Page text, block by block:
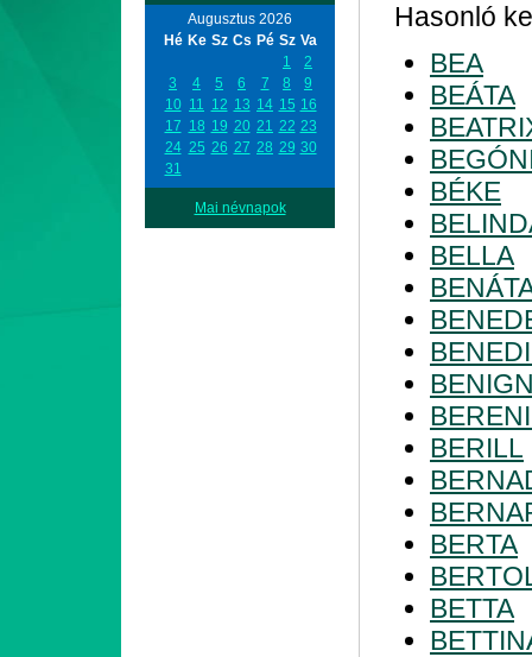
Augusztus 2026
Hé Ke Sz Cs Pé Sz Va
1
2
3
4 5 6 7 8
9
10 11 12 13 14 15 16
17 18 19 20 21 22 23
24 25 26 27 28 29 30
31
Mai névnapok
Hasonló
BEA
BEÁTA
BÉKE
BELLA
BERILL
BERTA
BETTA